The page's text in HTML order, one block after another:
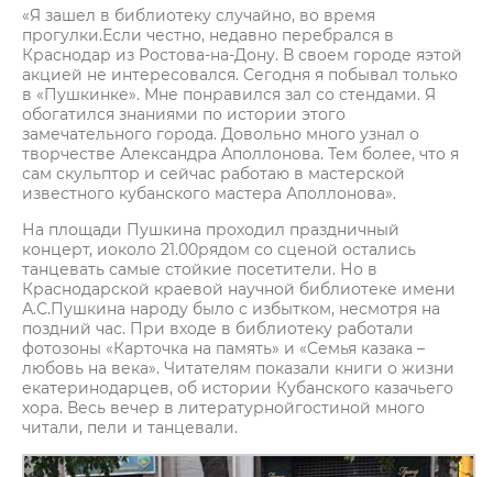
«Я зашел в библиотеку случайно, во время
прогулки.Если честно, недавно перебрался в
Краснодар из Ростова-на-Дону. В своем городе яэтой
акцией не интересовался. Сегодня я побывал только
в «Пушкинке». Мне понравился зал со стендами. Я
обогатился знаниями по истории этого
замечательного города. Довольно много узнал о
творчестве Александра Аполлонова. Тем более, что я
сам скульптор и сейчас работаю в мастерской
известного кубанского мастера Аполлонова».
На площади Пушкина проходил праздничный
концерт, иоколо 21.00рядом со сценой остались
танцевать самые стойкие посетители. Но в
Краснодарской краевой научной библиотеке имени
А.С.Пушкина народу было с избытком, несмотря на
поздний час. При входе в библиотеку работали
фотозоны «Карточка на память» и «Семья казака –
любовь на века». Читателям показали книги о жизни
екатеринодарцев, об истории Кубанского казачьего
хора. Весь вечер в литературнойгостиной много
читали, пели и танцевали.